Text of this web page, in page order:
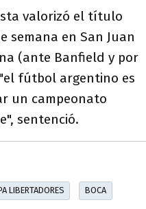
valorizó el título
semana en San Juan
(ante Banfield y por
fútbol argentino es
un campeonato
sentenció.
LIBERTADORES BOCA